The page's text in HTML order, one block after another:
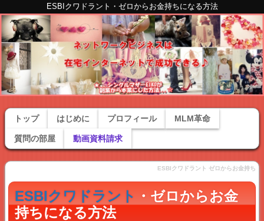
ESBIクワドラント・ゼロからお金持ちになる方法
トップ はじめに プロフィール MLM革命
質問の部屋 動画資料請求
ESBIクワドラント ゼロからお金持ち
ESBIクワドラント ・ゼロからお金
持ちになる方法